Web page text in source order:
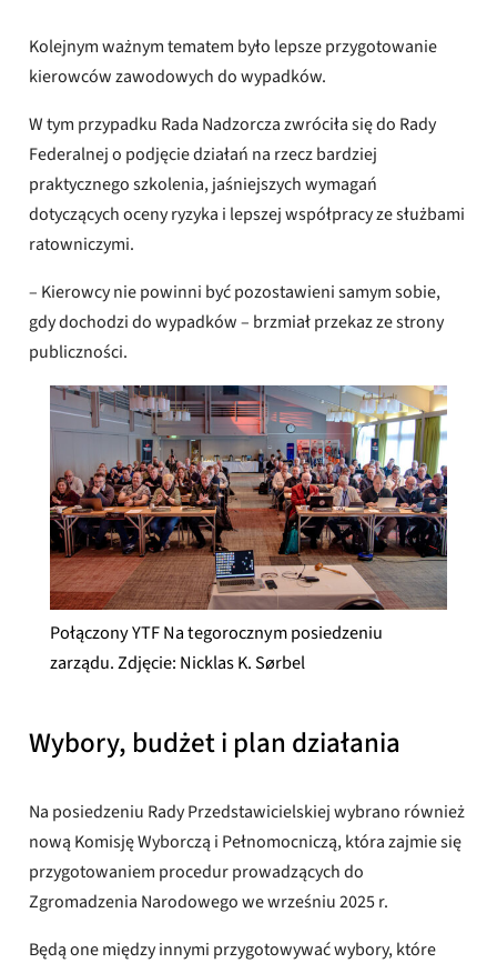
Kolejnym ważnym tematem było lepsze przygotowanie
kierowców zawodowych do wypadków.
W tym przypadku Rada Nadzorcza zwróciła się do Rady
Federalnej o podjęcie działań na rzecz bardziej
praktycznego szkolenia, jaśniejszych wymagań
dotyczących oceny ryzyka i lepszej współpracy ze służbami
ratowniczymi.
– Kierowcy nie powinni być pozostawieni samym sobie,
gdy dochodzi do wypadków – brzmiał przekaz ze strony
publiczności.
Połączony YTF Na tegorocznym posiedzeniu
zarządu. Zdjęcie: Nicklas K. Sørbel
Wybory, budżet i plan działania
Na posiedzeniu Rady Przedstawicielskiej wybrano również
nową Komisję Wyborczą i Pełnomocniczą, która zajmie się
przygotowaniem procedur prowadzących do
Zgromadzenia Narodowego we wrześniu 2025 r.
Będą one między innymi przygotowywać wybory, które